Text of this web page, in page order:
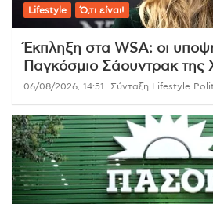
Lifestyle Ό,τι είναι!
Έκπληξη στα WSA: οι
Παγκόσμιο Σάουντρακ της
06/08/2026, 14:51 Σύνταξη Lifestyle